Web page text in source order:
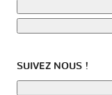
SUIVEZ NOUS !